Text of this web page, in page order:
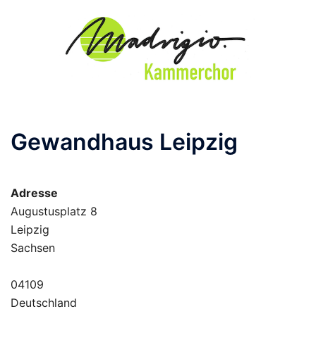
Gewandhaus Leipzig
Adresse
Augustusplatz 8
Leipzig
Sachsen
04109
Deutschland